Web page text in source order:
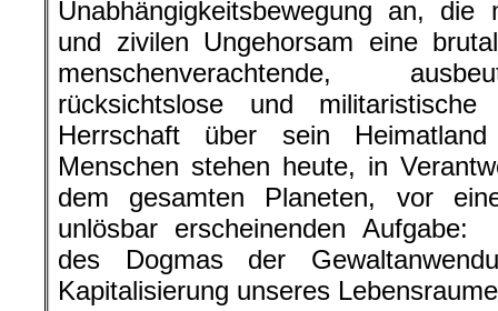
Unabhängigkeitsbewegung an, die
und zivilen Ungehorsam eine
menschenverachtende,
rücksichtslose und
Herrschaft über sein
Menschen stehen heute, in
dem gesamten Planeten, vor
unlösbar erscheinenden Aufgabe:
des Dogmas der
Kapitalisierung unseres